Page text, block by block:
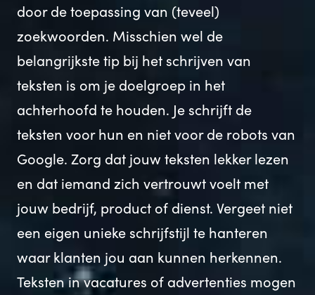
door de toepassing van (teveel)
zoekwoorden. Misschien wel de
belangrijkste tip bij het schrijven van
teksten is om je doelgroep in het
achterhoofd te houden. Je schrijft de
teksten voor hun en niet voor de robots van
Google. Zorg dat jouw teksten lekker lezen
en dat iemand zich vertrouwt voelt met
jouw bedrijf, product of dienst. Vergeet niet
een eigen unieke schrijfstijl te hanteren
waar klanten jou aan kunnen herkennen.
Teksten in vacatures of advertenties mogen